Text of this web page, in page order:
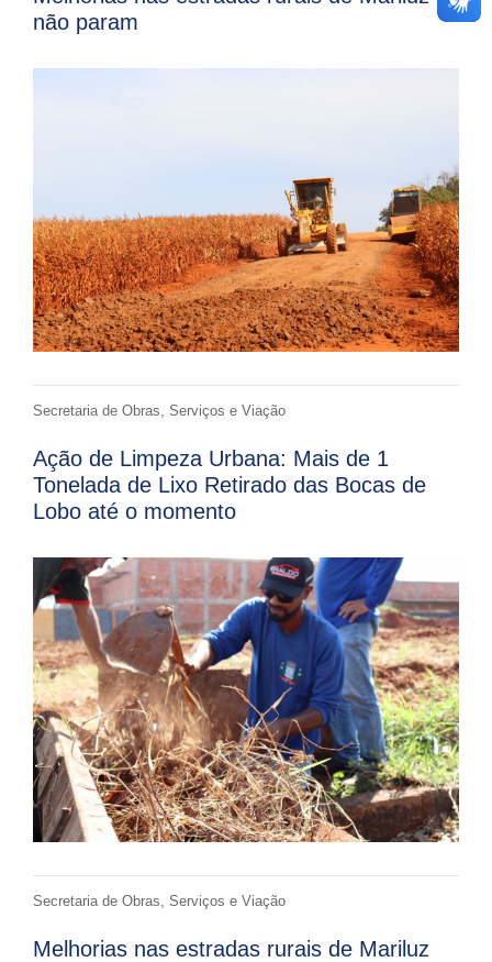
não param
Secretaria de Obras, Serviços e Viação
Ação de Limpeza Urbana: Mais de 1
Tonelada de Lixo Retirado das Bocas de
Lobo até o momento
Secretaria de Obras, Serviços e Viação
Melhorias nas estradas rurais de Mariluz